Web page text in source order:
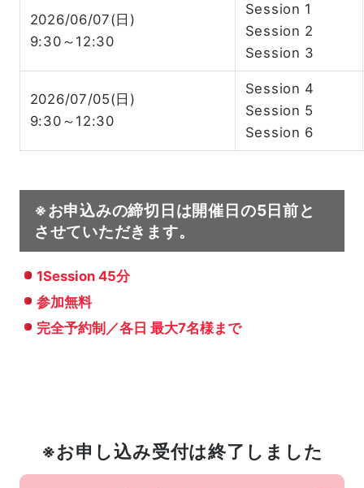
2026/06/07(日)
9:30～12:30
Session 1
Session 2
Session 3
2026/07/05(日)
9:30～12:30
Session 4
Session 5
Session 6
※お申込みの締切日は開催日の5日前と
させていただきます。
1Session 45分
参加無料
完全予約制／各日 最大7名様まで
※お申し込み受付は終了しました